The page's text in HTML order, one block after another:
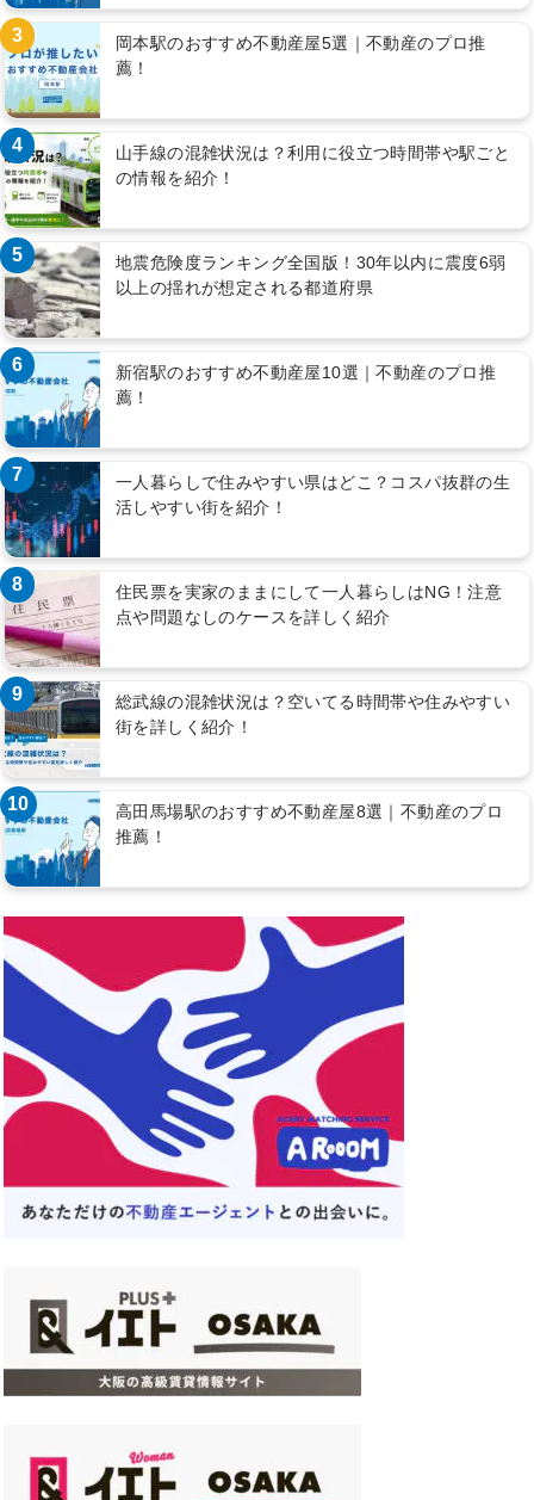
3
岡本駅のおすすめ不動産屋5選｜不動産のプロ推
薦！
4
山手線の混雑状況は？利用に役立つ時間帯や駅ごと
の情報を紹介！
5
地震危険度ランキング全国版！30年以内に震度6弱
以上の揺れが想定される都道府県
6
新宿駅のおすすめ不動産屋10選｜不動産のプロ推
薦！
7
一人暮らしで住みやすい県はどこ？コスパ抜群の生
活しやすい街を紹介！
8
住民票を実家のままにして一人暮らしはNG！注意
点や問題なしのケースを詳しく紹介
9
総武線の混雑状況は？空いてる時間帯や住みやすい
街を詳しく紹介！
10
高田馬場駅のおすすめ不動産屋8選｜不動産のプロ
推薦！